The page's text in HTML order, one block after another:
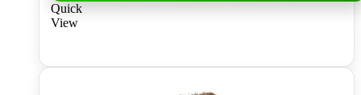
Quick
View